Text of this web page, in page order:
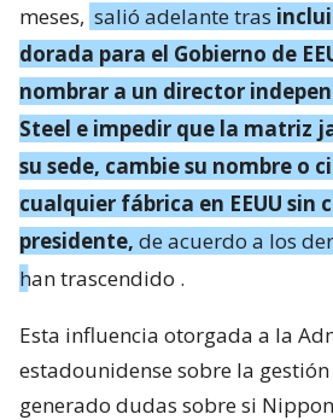
meses, salió adelante tras
dorada para el Gobierno de
nombrar a un director
Steel e impedir que la matriz
su sede, cambie su nombre o
cualquier fábrica en EEUU sin
presidente, de acuerdo a los
han trascendido .
Esta influencia otorgada a la
estadounidense sobre la gestión
generado dudas sobre si